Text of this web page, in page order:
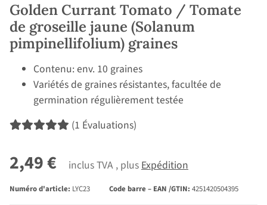
Golden Currant Tomato / Tomate
de groseille jaune (Solanum
pimpinellifolium) graines
Contenu: env. 10 graines
Variétés de graines résistantes, facultée de
germination régulièrement testée
(1 Évaluations)
2,49 € inclus TVA , plusExpédition
Numéro d'article: LYC23 Code barre – EAN /GTIN: 4251420504395